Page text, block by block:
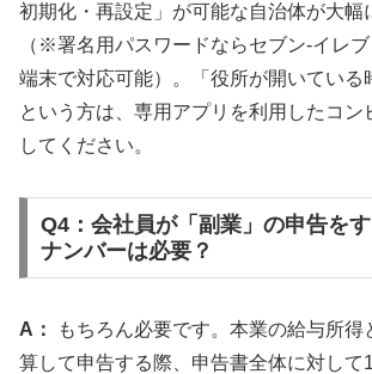
初期化・再設定」が可能な自治体が大幅
（※署名用パスワードならセブン-イレ
端末で対応可能）。「役所が開いている
という方は、専用アプリを利用したコン
してください。
Q4：会社員が「副業」の申告を
ナンバーは必要？
A：
もちろん必要です。本業の給与所得
算して申告する際、申告書全体に対して